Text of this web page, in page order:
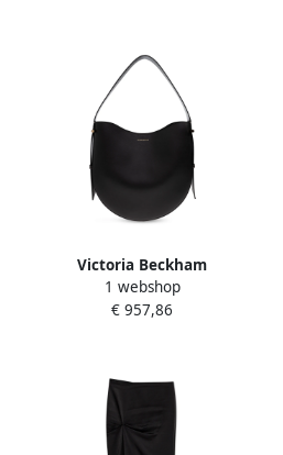
Victoria Beckham
Schoudertas Black Dames
1 webshop
€ 957,86